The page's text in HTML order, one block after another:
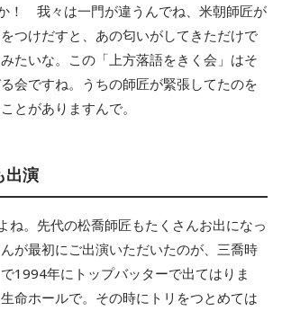
！ 我々は一門が違うんでね、米朝師匠が
つけだすと、あの匂いがしてきただけで
たいな。この「上方落語をきく会」はそ
会ですね。うちの師匠が緊張してたのを
とがありますんで。
出演
。先代の松喬師匠もたくさんお出になっ
が最初にご出演いただいたのが、三喬時
1994年にトップバッターで出てはりま
命ホールで。その時にトリをつとめては